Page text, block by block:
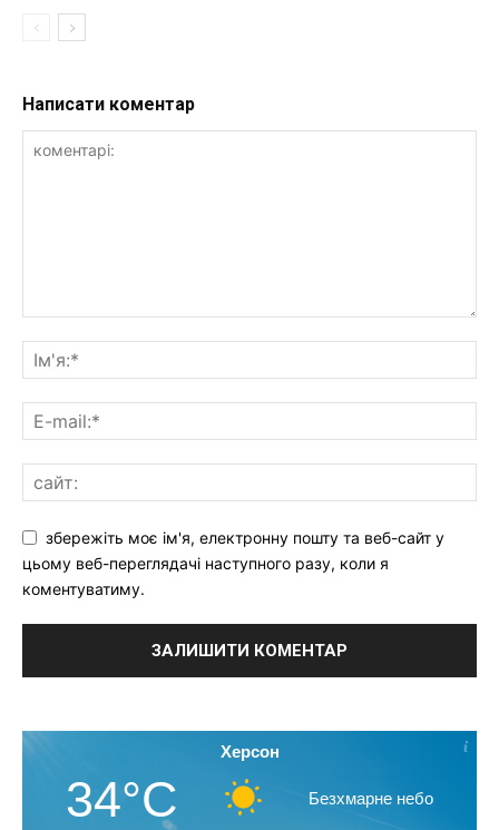
Написати коментар
збережіть моє ім'я, електронну пошту та веб-сайт у
цьому веб-переглядачі наступного разу, коли я
коментуватиму.
Херсон
34°C Безхмарне небо